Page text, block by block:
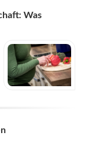
Was